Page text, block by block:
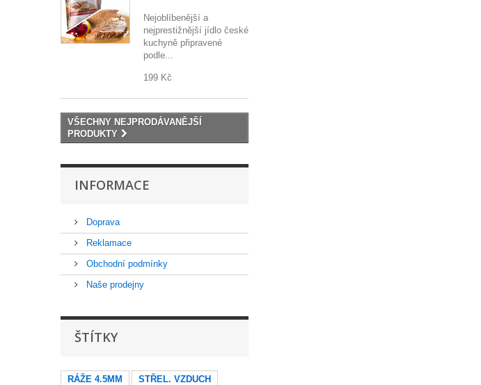
Nejoblíbenější a
nejprestižnější jídlo české
kuchyně připravené
podle...
199 Kč
VŠECHNY NEJPRODÁVANĚJŠÍ
PRODUKTY
INFORMACE
Doprava
Reklamace
Obchodní podmínky
Naše prodejny
ŠTÍTKY
RÁŽE 4.5MM
STŘEL. VZDUCH